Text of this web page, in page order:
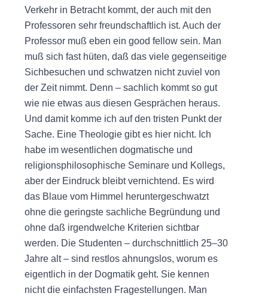
Verkehr in Betracht kommt, der auch mit den
Professoren sehr freundschaftlich ist. Auch der
Professor muß eben ein good fellow sein. Man
muß sich fast hüten, daß das viele gegenseitige
Sichbesuchen und schwatzen nicht zuviel von
der Zeit nimmt. Denn – sachlich kommt so gut
wie nie etwas aus diesen Gesprächen heraus.
Und damit komme ich auf den tristen Punkt der
Sache. Eine Theologie gibt es hier nicht. Ich
habe im wesentlichen dogmatische und
religionsphilosophische Seminare und Kollegs,
aber der Eindruck bleibt vernichtend. Es wird
das Blaue vom Himmel heruntergeschwatzt
ohne die geringste sachliche Begründung und
ohne daß irgendwelche Kriterien sichtbar
werden. Die Studenten – durchschnittlich 25–30
Jahre alt – sind restlos ahnungslos, worum es
eigentlich in der Dogmatik geht. Sie kennen
nicht die einfachsten Fragestellungen. Man